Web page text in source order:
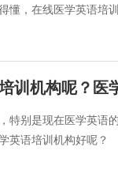
懂，在线医学英语培
训机构呢？医
特别是现在医学英语
英语培训机构好呢？